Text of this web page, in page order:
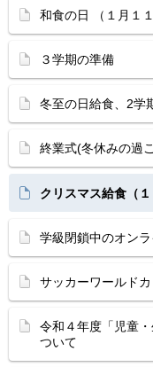
和食の日 （１月１１
３学期の準備
冬至の日給食、2学
終業式(冬休みの過
クリスマス給食（１
学級閉鎖中のオン
サッカーワールドカ
令和４年度「児童
ついて